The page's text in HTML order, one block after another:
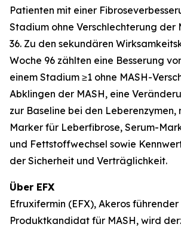
Patienten mit einer
Stadium ohne Verschlechterung der
36. Zu den sekundären
Woche 96 zählten eine Besserung
einem Stadium ≥1 ohne MASH-
Abklingen der MASH, eine
zur Baseline bei den Leberenzymen,
Marker für Leberfibrose, Serum-
und Fettstoffwechsel sowie
der Sicherheit und Verträglichkeit.
Über EFX
Efruxifermin (EFX), Akeros führender
Produktkandidat für MASH, wird